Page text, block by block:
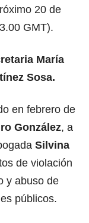
20 de
GMT).
María
Sosa.
en febrero de
González, a
Silvina
de violación
y abuso de
públicos.